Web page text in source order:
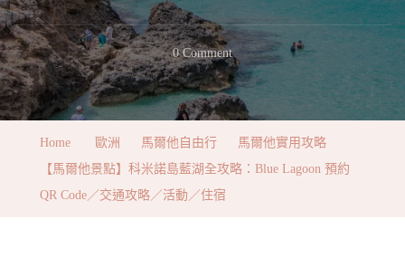
0 CommentOn
【馬
爾
Home 歐洲 馬爾他自由行
馬爾他實用攻略
【馬爾他景點】科米諾島藍湖全攻略：Blue Lagoon 預約
QR Code／交通攻略／活動／住宿